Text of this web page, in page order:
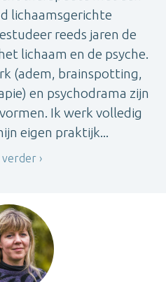
lichaamsgerichte
reeds jaren de
lichaam en de psyche.
(adem, brainspotting,
en psychodrama zijn
Ik werk volledig
eigen praktijk...
verder